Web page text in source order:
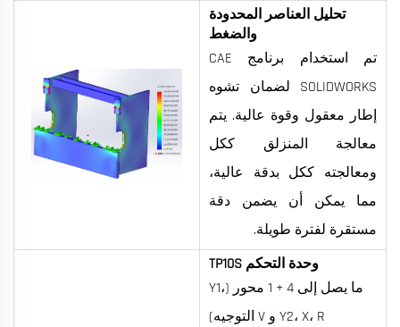
تحليل العناصر المحدودة
والضغط
تم استخدام برنامج CAE
SOLIDWORKS لضمان تشوه
إطار معقول وقوة عالية. يتم
معالجة المنزلق ككل
ومعالجته ككل بدقة عالية،
مما يمكن أن يضمن دقة
مستقرة لفترة طويلة.
وحدة التحكم TP10S
ما يصل إلى 4 + 1 محور (Y1،
Y2، X، R و V التوجيه)